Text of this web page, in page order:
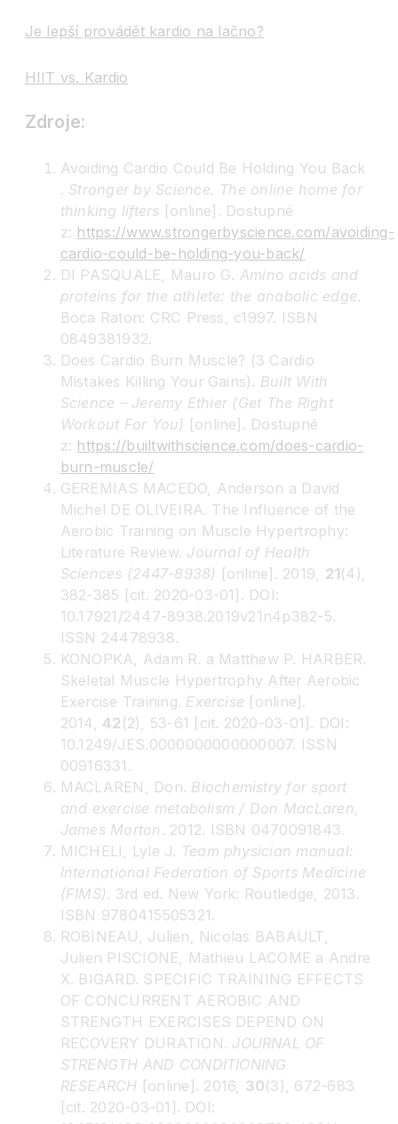
Je lepší provádět kardio na lačno?
HIIT vs. Kardio
Zdroje:
Avoiding Cardio Could Be Holding You Back
. Stronger by Science. The online home for
thinking lifters [online]. Dostupné
z: https://www.strongerbyscience.com/avoiding-
cardio-could-be-holding-you-back/
DI PASQUALE, Mauro G. Amino acids and
proteins for the athlete: the anabolic edge.
Boca Raton: CRC Press, c1997. ISBN
0849381932.
Does Cardio Burn Muscle? (3 Cardio
Mistakes Killing Your Gains). Built With
Science – Jeremy Ethier (Get The Right
Workout For You) [online]. Dostupné
z: https://builtwithscience.com/does-cardio-
burn-muscle/
GEREMIAS MACEDO, Anderson a David
Michel DE OLIVEIRA. The Influence of the
Aerobic Training on Muscle Hypertrophy:
Literature Review. Journal of Health
Sciences (2447-8938) [online]. 2019, 21(4),
382-385 [cit. 2020-03-01]. DOI:
10.17921/2447-8938.2019v21n4p382-5.
ISSN 24478938.
KONOPKA, Adam R. a Matthew P. HARBER.
Skeletal Muscle Hypertrophy After Aerobic
Exercise Training. Exercise [online].
2014, 42 (2), 53-61 [cit. 2020-03-01]. DOI:
10.1249/JES.0000000000000007. ISSN
00916331.
MACLAREN, Don. Biochemistry for sport
and exercise metabolism / Don MacLaren,
James Morton . 2012. ISBN 0470091843.
MICHELI, Lyle J. Team physician manual:
International Federation of Sports Medicine
(FIMS). 3rd ed. New York: Routledge, 2013.
ISBN 9780415505321.
ROBINEAU, Julien, Nicolas BABAULT,
Julien PISCIONE, Mathieu LACOME a Andre
X. BIGARD. SPECIFIC TRAINING EFFECTS
OF CONCURRENT AEROBIC AND
STRENGTH EXERCISES DEPEND ON
RECOVERY DURATION. JOURNAL OF
STRENGTH AND CONDITIONING
RESEARCH [online]. 2016, 30(3), 672-683
[cit. 2020-03-01]. DOI: